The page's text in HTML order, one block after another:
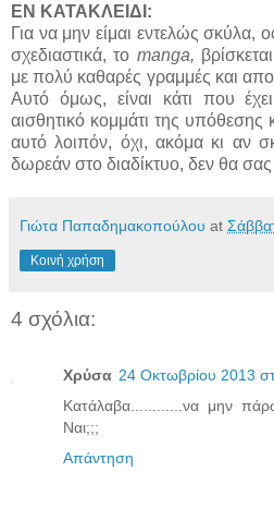
ΕN ΚΑΤΑΚΛΕΙΔΙ:
Για να μην είμαι εντελώς
σχεδιαστικά, το manga,
με πολύ καθαρές γραμμές και
Αυτό όμως, είναι κάτι που
αισθητικό κομμάτι της υπόθεσης
αυτό λοιπόν, όχι, ακόμα κι αν
δωρεάν στο διαδίκτυο, δεν θα σας
Γιώτα Παπαδημακοπούλου at
Κοινή χρήση
4 σχόλια:
Χρύσα 24 Οκτωβρίου 2013
Κατάλαβα............να μην
Ναι;;;
Απάντηση